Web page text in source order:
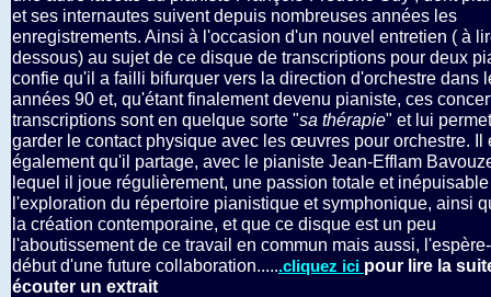
et ses internautes suivent depuis nombreuses années les
enregistrements. Ainsi à l'occasion d'un nouvel entretien ( à
dessous) au sujet de ce disque de transcriptions pour deux
confie qu'il a failli bifurquer vers la direction d'orchestre dans
années 90 et, qu'étant finalement devenu pianiste, ces
transcriptions sont en quelque sorte "sa thérapie" et lui
garder le contact physique avec les œuvres pour orchestre. Il
également qu'il partage, avec le pianiste Jean-Efflam
lequel il joue régulièrement, une passion totale et
l'exploration du répertoire pianistique et symphonique, ainsi
la création contemporaine, et que ce disque est un peu
l'aboutissement de ce travail en commun mais aussi,
début d'une future collaboration..... .cliquez ici pour lire la
écouter un extrait